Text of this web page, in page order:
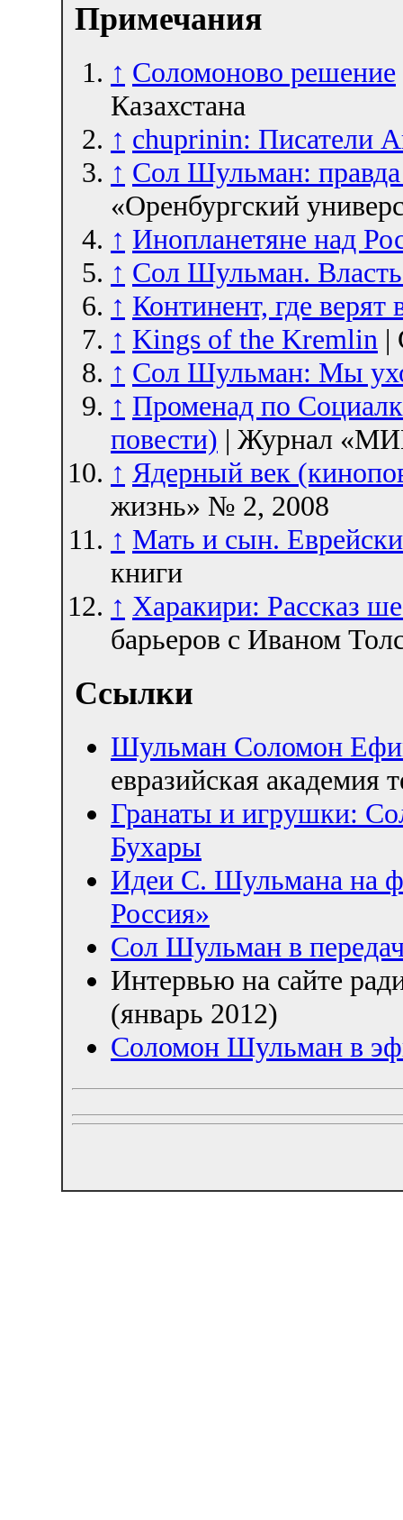
Примечания
↑ Соломоново решение
Казахстана
↑ chuprinin: Писатели
↑ Сол Шульман:
«Оренбургский
↑ Инопланетяне над
↑ Сол Шульман. Власть
↑ Континент, где верят
↑ Kings of the Kremlin |
↑ Сол Шульман: Мы
↑ Променад по
повести) | Журнал
↑ Ядерный век
жизнь» № 2, 2008
↑ Мать и сын.
книги
↑ Харакири: Рассказ
барьеров с Иваном
Ссылки
Шульман Соломон
евразийская
Гранаты и игрушки:
Бухары
Идеи С. Шульмана на
Россия»
Сол Шульман в
Интервью на сайте
(январь 2012)
Соломон Шульман в